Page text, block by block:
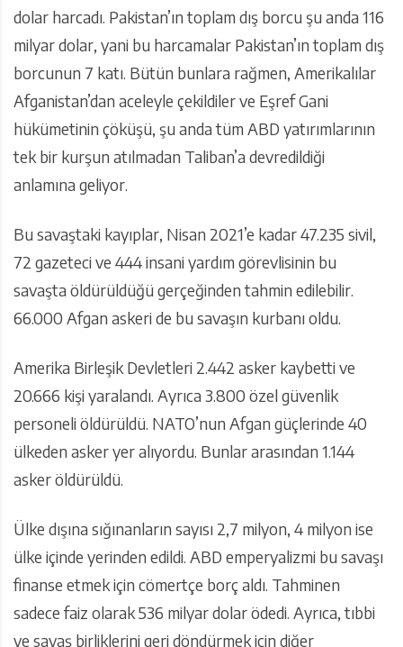
dolar harcadı. Pakistan’ın toplam dış borcu şu anda 116
milyar dolar, yani bu harcamalar Pakistan’ın toplam dış
borcunun 7 katı. Bütün bunlara rağmen, Amerikalılar
Afganistan’dan aceleyle çekildiler ve Eşref Gani
hükümetinin çöküşü, şu anda tüm ABD yatırımlarının
tek bir kurşun atılmadan Taliban’a devredildiği
anlamına geliyor.
Bu savaştaki kayıplar, Nisan 2021’e kadar 47.235 sivil,
72 gazeteci ve 444 insani yardım görevlisinin bu
savaşta öldürüldüğü gerçeğinden tahmin edilebilir.
66.000 Afgan askeri de bu savaşın kurbanı oldu.
Amerika Birleşik Devletleri 2.442 asker kaybetti ve
20.666 kişi yaralandı. Ayrıca 3.800 özel güvenlik
personeli öldürüldü. NATO’nun Afgan güçlerinde 40
ülkeden asker yer alıyordu. Bunlar arasından 1.144
asker öldürüldü.
Ülke dışına sığınanların sayısı 2,7 milyon, 4 milyon ise
ülke içinde yerinden edildi. ABD emperyalizmi bu savaşı
finanse etmek için cömertçe borç aldı. Tahminen
sadece faiz olarak 536 milyar dolar ödedi. Ayrıca, tıbbi
ve savaş birliklerini geri döndürmek için diğer